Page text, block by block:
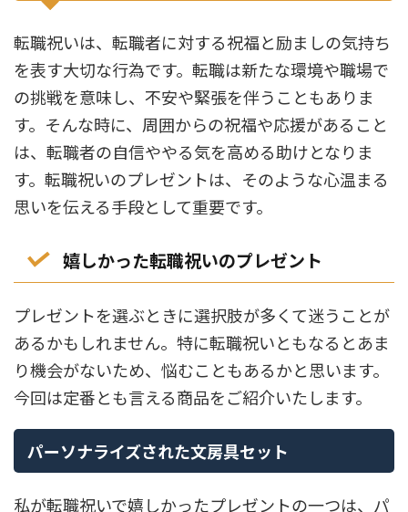
転職祝いは、転職者に対する祝福と励ましの気持ち
を表す大切な行為です。転職は新たな環境や職場で
の挑戦を意味し、不安や緊張を伴うこともありま
す。そんな時に、周囲からの祝福や応援があること
は、転職者の自信ややる気を高める助けとなりま
す。転職祝いのプレゼントは、そのような心温まる
思いを伝える手段として重要です。
嬉しかった転職祝いのプレゼント
プレゼントを選ぶときに選択肢が多くて迷うことが
あるかもしれません。特に転職祝いともなるとあま
り機会がないため、悩むこともあるかと思います。
今回は定番とも言える商品をご紹介いたします。
パーソナライズされた文房具セット
私が転職祝いで嬉しかったプレゼントの一つは、パ